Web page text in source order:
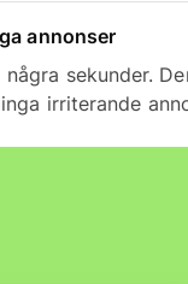
annonser
några sekunder.
irriterande